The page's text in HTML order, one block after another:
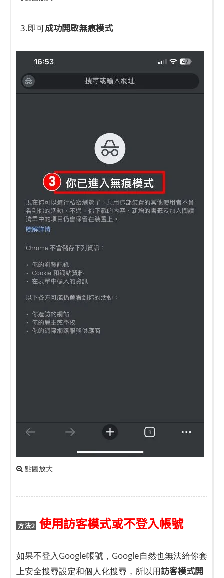
3.即可成功開啟無痕模式
點圖放大
方法2 使用訪客模式或不登入帳號
如果不登入Google帳號，Google自然也無法給你套
上安全搜尋設定和個人化搜尋，所以用訪客模式開